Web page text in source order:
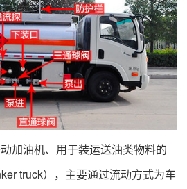
加油机、用于装运送油类物料的
truck），主要通过流动方式为车